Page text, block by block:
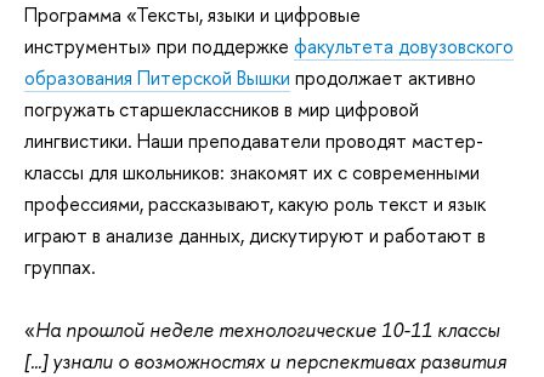
Программа «Тексты, языки и цифровые
инструменты» при поддержке факультета довузовского
образования Питерской Вышки продолжает активно
погружать старшеклассников в мир цифровой
лингвистики. Наши преподаватели проводят мастер-
классы для школьников: знакомят их с современными
профессиями, рассказывают, какую роль текст и язык
играют в анализе данных, дискутируют и работают в
группах.
«На прошлой неделе технологические 10-11 классы
[...] узнали о возможностях и перспективах развития